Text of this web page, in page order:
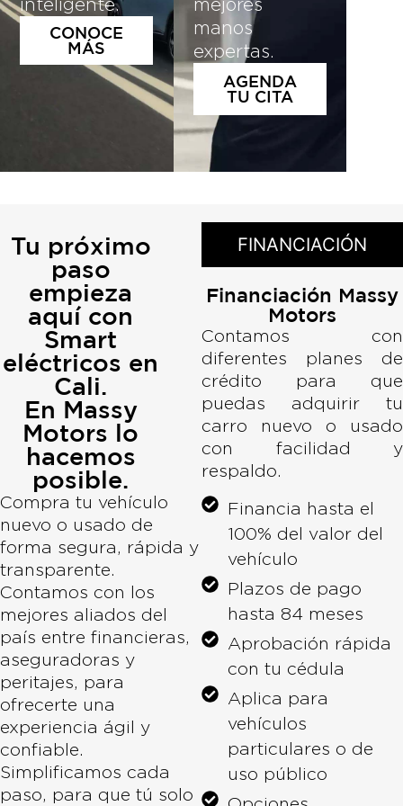
inteligente.
CONOCE
MÁS
mejores
manos
expertas.
AGENDA
TU CITA
Tu próximo
paso
empieza
aquí con
Smart
eléctricos en
Cali.
En Massy
Motors lo
hacemos
posible.
Compra tu vehículo
nuevo o usado de
forma segura, rápida y
transparente.
Contamos con los
mejores aliados del
país entre financieras,
aseguradoras y
peritajes, para
ofrecerte una
experiencia ágil y
confiable.
Simplificamos cada
paso, para que tú solo
FINANCIACIÓN
Financiación Massy
Motors
Contamos con
diferentes planes de
crédito para que
puedas adquirir tu
carro nuevo o usado
con facilidad y
respaldo.
Financia hasta el
100% del valor del
vehículo
Plazos de pago
hasta 84 meses
Aprobación rápida
con tu cédula
Aplica para
vehículos
particulares o de
uso público